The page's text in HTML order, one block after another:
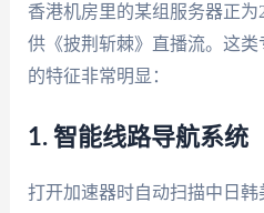
香港机房里的某组服务器正为
供《披荆斩棘》直播流。这
的特征非常明显：
1. 智能线路导航系统
打开加速器时自动扫描中日